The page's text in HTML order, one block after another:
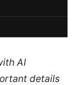
AI
details